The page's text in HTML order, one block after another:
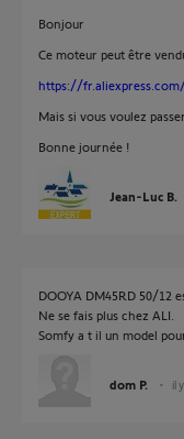
Bonjour
Ce moteur peut être
https://
Mais si vous voulez
Bonne journée !
Jean-Luc B.
DOOYA DM45RD 50/12
Ne se fais plus chez ALI.
Somfy a t il un model
dom P. il